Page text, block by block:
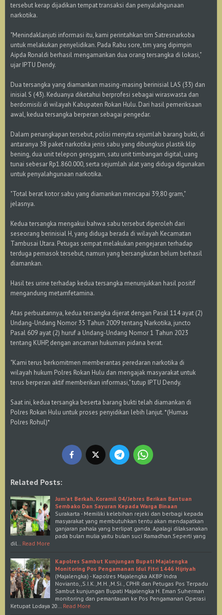
tersebut kerap dijadikan tempat transaksi dan penyalahgunaan
narkotika.
"Menindaklanjuti informasi itu, kami perintahkan tim Satresnarkoba
untuk melakukan penyelidikan. Pada Rabu sore, tim yang dipimpin
Aipda Ronaldi berhasil mengamankan dua orang tersangka di lokasi,"
ujar IPTU Dendy.
Dua tersangka yang diamankan masing-masing berinisial LAS (33) dan
inisial S (43). Keduanya diketahui berprofesi sebagai wiraswasta dan
berdomisili di wilayah Kabupaten Rokan Hulu. Dari hasil pemeriksaan
awal, kedua tersangka berperan sebagai pengedar.
Dalam penangkapan tersebut, polisi menyita sejumlah barang bukti, di
antaranya 38 paket narkotika jenis sabu yang dibungkus plastik klip
bening, dua unit telepon genggam, satu unit timbangan digital, uang
tunai sebesar Rp1.860.000, serta sejumlah alat yang diduga digunakan
untuk penyalahgunaan narkotika.
"Total berat kotor sabu yang diamankan mencapai 39,80 gram,"
jelasnya.
Kedua tersangka mengakui bahwa sabu tersebut diperoleh dari
seseorang berinisial H, yang diduga berada di wilayah Kecamatan
Tambusai Utara. Petugas sempat melakukan pengejaran terhadap
terduga pemasok tersebut, namun yang bersangkutan belum berhasil
diamankan.
Hasil tes urine terhadap kedua tersangka menunjukkan hasil positif
mengandung metamfetamina.
Atas perbuatannya, kedua tersangka dijerat dengan Pasal 114 ayat (2)
Undang-Undang Nomor 35 Tahun 2009 tentang Narkotika, juncto
Pasal 609 ayat (2) huruf a Undang-Undang Nomor 1 Tahun 2023
tentang KUHP, dengan ancaman hukuman pidana berat.
"Kami terus berkomitmen memberantas peredaran narkotika di
wilayah hukum Polres Rokan Hulu dan mengajak masyarakat untuk
terus berperan aktif memberikan informasi," tutup IPTU Dendy.
Saat ini, kedua tersangka beserta barang bukti telah diamankan di
Polres Rokan Hulu untuk proses penyidikan lebih lanjut. *(Humas
Polres Rohul)*
Related Posts:
Jum’at Berkah, Koramil 04/Jebres Berikan Bantuan
Sembako Dan Sayuran Kepada Warga Binaan
Surakarta - Memiliki kelebihan rejeki dan berbagi kepada
masyarakat yang membutuhkan tentu akan mendapatkan
ganjaran pahala yang berlipat ganda. Apalagi dilaksanakan
pada bulan mulia yaitu bulan suci Ramadhan.Seperti yang
dil… Read More
Kapolres Sambut Kunjungan Bupati Majalengka
Monitoring Pos Pengamanan Idul Fitri 1446 Hijriyah
(Majalengka) - Kapolres Majalengka AKBP Indra
Novianto,,S.I.K.,M.H.,M.Si., CPHR dan Petugas Pos Terpadu
Sambut kunjungan Bupati Majalengka H. Eman Suherman
monitoring dan pemantauan ke Pos Pengamanan Operasi
Ketupat Lodaya 20… Read More